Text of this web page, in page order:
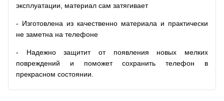
эксплуатации, материал сам затягивает
- Изготовлена из качественно материала и практически
не заметна на телефоне
- Надежно защитит от появления новых мелких
повреждений и поможет сохранить телефон в
прекрасном состоянии.